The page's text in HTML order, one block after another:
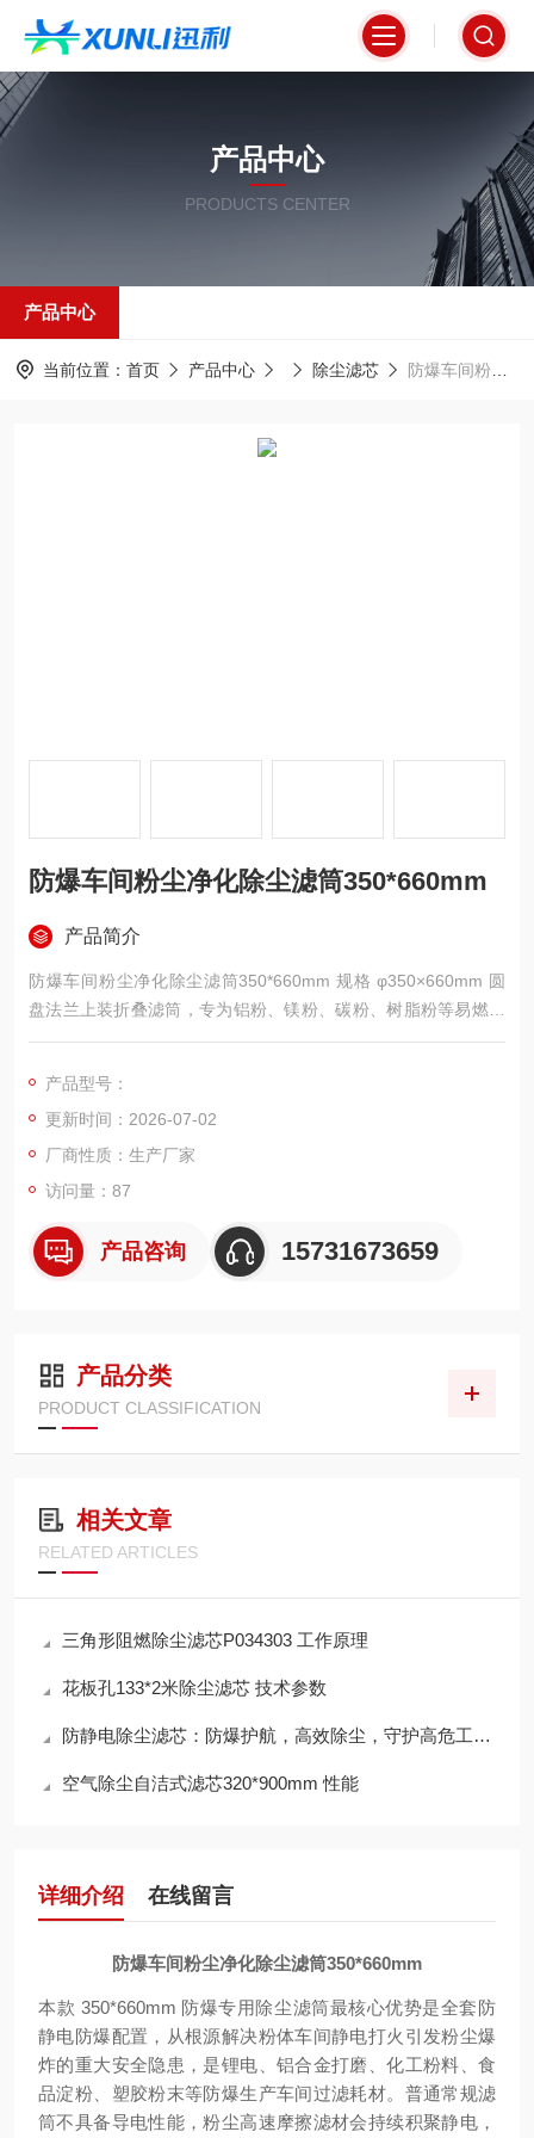
产品中心
PRODUCTS CENTER
产品中心
当前位置： 首页 产品中心 除尘滤芯 防爆车间粉尘净化除尘滤筒350*660mm
防爆车间粉尘净化除尘滤筒350*660mm
产品简介
防爆车间粉尘净化除尘滤筒350*660mm 规格 φ350×660mm 圆
盘法兰上装折叠滤筒，专为铝粉、镁粉、碳粉、树脂粉等易燃易
爆粉尘防爆车间定制；滤材内置连续导电纤维防静电针刺毡，可
双层不锈钢支撑网，可快速导出过滤静电、杜绝静电积聚打火，
单支过滤面积 6-8㎡，脉冲清灰不易糊筒，适配防爆型脉冲除尘
器、粉体回收设备，消除粉尘燃爆隐患。
产品型号：
更新时间：2026-07-02
厂商性质：生产厂家
访问量：87
产品咨询 15731673659
产品分类
PRODUCT CLASSIFICATION
相关文章
RELATED ARTICLES
三角形阻燃除尘滤芯P034303 工作原理
花板孔133*2米除尘滤芯 技术参数
防静电除尘滤芯：防爆护航，高效除尘，守护高危工况安全
空气除尘自洁式滤芯320*900mm 性能
详细介绍 在线留言
防爆车间粉尘净化除尘滤筒350*660mm
本款 350*660mm 防爆专用除尘滤筒最核心优势是全套防
静电防爆配置，从根源解决粉体车间静电打火引发粉尘爆
炸的重大安全隐患，是锂电、铝合金打磨、化工粉料、食
品淀粉、塑胶粉末等防爆生产车间过滤耗材。普通常规滤
筒不具备导电性能，粉尘高速摩擦滤材会持续积聚静电，